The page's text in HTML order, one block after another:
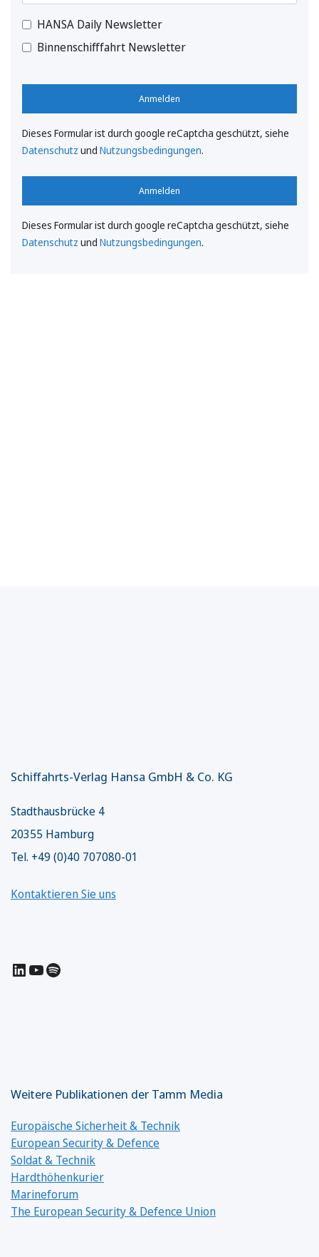
HANSA Daily Newsletter
Binnenschifffahrt Newsletter
Anmelden
Dieses Formular ist durch google reCaptcha geschützt, siehe
Datenschutz und Nutzungsbedingungen.
Anmelden
Dieses Formular ist durch google reCaptcha geschützt, siehe
Datenschutz und Nutzungsbedingungen.
Schiffahrts-Verlag Hansa GmbH & Co. KG
Stadthausbrücke 4
20355 Hamburg
Tel. +49 (0)40 707080-01
Kontaktieren Sie uns
LinkedIn
YouTube
Spotify
Weitere Publikationen der Tamm Media
Europäische Sicherheit & Technik
European Security & Defence
Soldat & Technik
Hardthöhenkurier
Marineforum
The European Security & Defence Union